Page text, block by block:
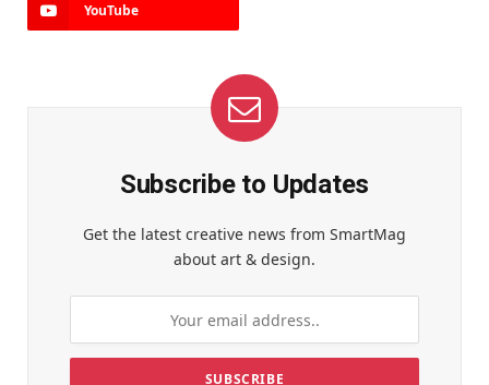
YouTube
Subscribe to Updates
Get the latest creative news from SmartMag
about art & design.